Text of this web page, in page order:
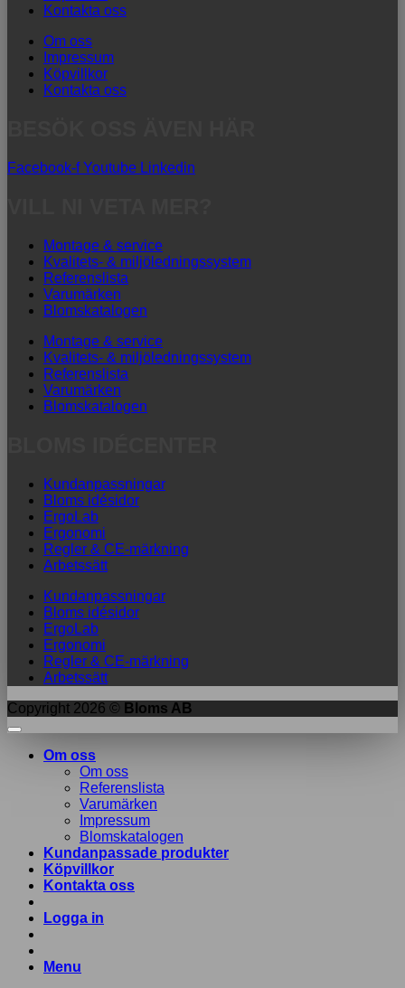
Kontakta oss
Om oss
Impressum
Köpvillkor
Kontakta oss
Facebook-f Youtube Linkedin
Montage & service
Kvalitets- & miljöledningssystem
Referenslista
Varumärken
Blomskatalogen
Montage & service
Kvalitets- & miljöledningssystem
Referenslista
Varumärken
Blomskatalogen
Kundanpassningar
Bloms idésidor
ErgoLab
Ergonomi
Regler & CE-märkning
Arbetssätt
Kundanpassningar
Bloms idésidor
ErgoLab
Ergonomi
Regler & CE-märkning
Arbetssätt
Copyright 2026 © Bloms AB
Om oss
Om oss
Referenslista
Varumärken
Impressum
Blomskatalogen
Kundanpassade produkter
Köpvillkor
Kontakta oss
Logga in
Menu